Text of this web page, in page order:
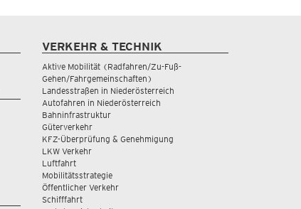
VERKEHR & TECHNIK
Aktive Mobilität (Radfahren/Zu-Fuß-
Gehen/Fahrgemeinschaften)
Landesstraßen in Niederösterreich
Autofahren in Niederösterreich
Bahninfrastruktur
Güterverkehr
KFZ-Überprüfung & Genehmigung
LKW Verkehr
Luftfahrt
Mobilitätsstrategie
Öffentlicher Verkehr
Schifffahrt